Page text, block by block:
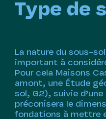
Type de
La nature du sous-
important à
Pour cela Maisons
amont, une Étude
sol, G2), suivie
préconisera le
fondations à mettre